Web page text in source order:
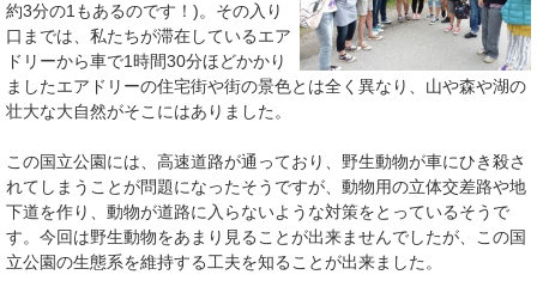
約3分の1もあるのです！)。その入り
口までは、私たちが滞在しているエア
ドリーから車で1時間30分ほどかかり
ましたエアドリーの住宅街や街の景色とは全く異なり、山や森や湖の
壮大な大自然がそこにはありました。
この国立公園には、高速道路が通っており、野生動物が車にひき殺さ
れてしまうことが問題になったそうですが、動物用の立体交差路や地
下道を作り、動物が道路に入らないような対策をとっているそうで
す。今回は野生動物をあまり見ることが出来ませんでしたが、この国
立公園の生態系を維持する工夫を知ることが出来ました。